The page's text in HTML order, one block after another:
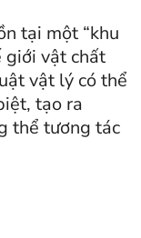
tại một “khu
giới vật chất
vật lý có thể
tạo ra
thể tương tác